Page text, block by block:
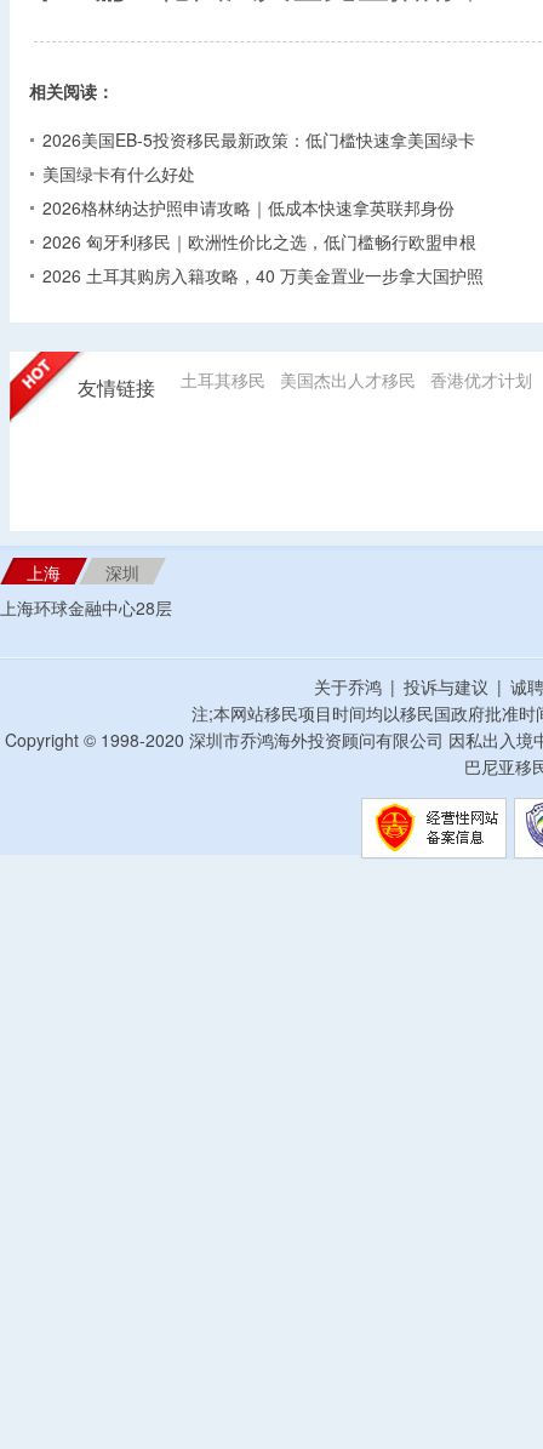
相关阅读：
2026美国EB-5投资移民最新政策：低门槛快速拿美国绿卡
美国绿卡有什么好处
2026格林纳达护照申请攻略｜低成本快速拿英联邦身份
2026 匈牙利移民｜欧洲性价比之选，低门槛畅行欧盟申根
2026 土耳其购房入籍攻略，40 万美金置业一步拿大国护照
友情链接 土耳其移民 美国杰出人才移民 香港优才计划
上海
深圳
上海环球金融中心28层
关于乔鸿 | 投诉与建议 | 诚
注;本网站移民项目时间均以移民国政府批准
Copyright © 1998-2020 深圳市乔鸿海外投资顾问有限公司 因私出入
巴尼亚移